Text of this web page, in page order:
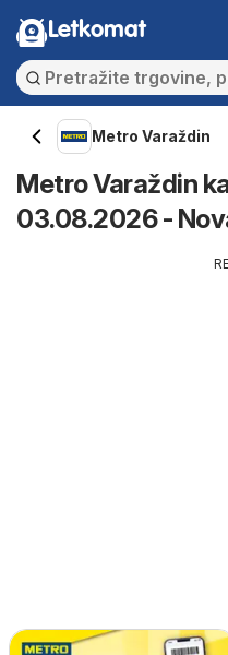
Letkomat
Metro Varaždin
Metro Varaždin
03.08.2026 -